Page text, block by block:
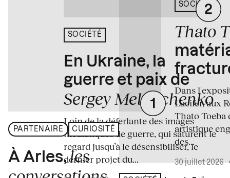
PARTENAIRE CURIOSITÉ
À Arles,les
SOCIÉTÉ
En Ukraine, la
guerre et paix de
Sergey Melnitchenko
Loin de la déferlante des images
médiatiques de guerre, qui saturent le
regard jusqu’à le désensibiliser, le
dernier projet du...
SOCIÉTÉ
Thato
Dans
Lucifer, aux
Thato Toeba
artistique
des...
30 juillet 2026